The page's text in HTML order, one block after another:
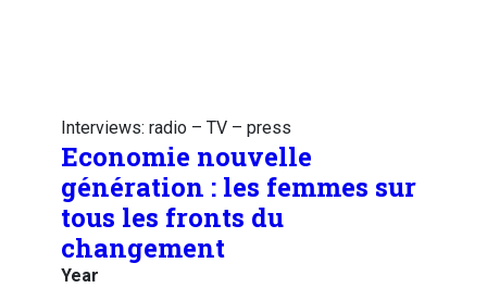
Interviews: radio – TV – press
Economie nouvelle
génération : les femmes sur
tous les fronts du
changement
Year